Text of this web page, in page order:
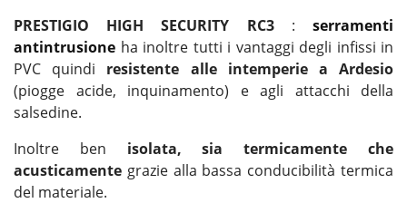
PRESTIGIO HIGH SECURITY RC3 :serramenti
antintrusione ha inoltre tutti i vantaggi degli infissi in
PVC quindi resistente alle intemperie a Ardesio
(piogge acide, inquinamento) e agli attacchi della
salsedine.
Inoltre ben isolata, sia termicamente che
acusticamente grazie alla bassa conducibilità termica
del materiale.